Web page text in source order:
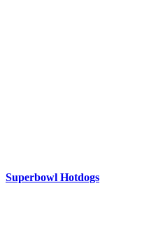
Superbowl Hotdogs